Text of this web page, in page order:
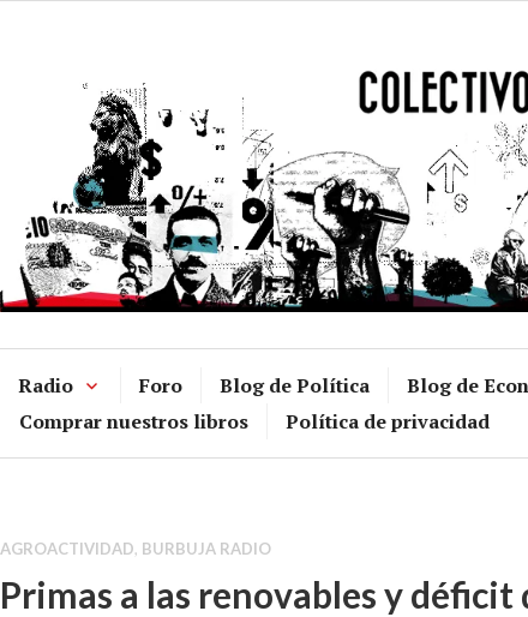
Radio Foro Blog de Política Blog de
Comprar nuestros libros
Política de privacidad
AGROACTIVIDAD, BURBUJA RADIO
Primas a las renovables y